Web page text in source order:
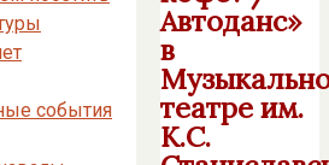
Автоданс»
в
театре им.
К.С.
события